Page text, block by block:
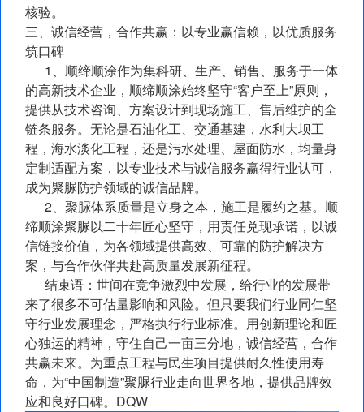
核验。
三、诚信经营，合作共赢：以专业赢信赖，以优质服务
筑口碑
1、顺缔顺涂作为集科研、生产、销售、服务于一体
的高新技术企业，顺缔顺涂始终坚守“客户至上”原则，
提供从技术咨询、方案设计到现场施工、售后维护的全
链条服务。无论是石油化工、交通基建，水利大坝工
程，海水淡化工程，还是污水处理、屋面防水，均量身
定制适配方案，以专业技术与诚信服务赢得行业认可，
成为聚脲防护领域的诚信品牌。
2、聚脲体系质量是立身之本，施工是履约之基。顺
缔顺涂聚脲以二十年匠心坚守，用责任兑现承诺，以诚
信链接价值，为各领域提供高效、可靠的防护解决方
案，与合作伙伴共赴高质量发展新征程。
结束语：世间在竞争激烈中发展，给行业的发展带
来了很多不可估量影响和风险。但只要我们行业同仁坚
守行业发展理念，严格执行行业标准。用创新理论和匠
心独运的精神，守住自己一亩三分地，诚信经营，合作
共赢未来。为重点工程与民生项目提供耐久性使用寿
命，为“中国制造”聚脲行业走向世界各地，提供品牌效
应和良好口碑。DQW